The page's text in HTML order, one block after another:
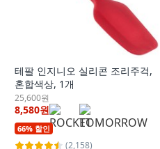
테팔 인지니오 실리콘 조리주걱,
혼합색상, 1개
25,600원
8,580원
66% 할인
(2,158)